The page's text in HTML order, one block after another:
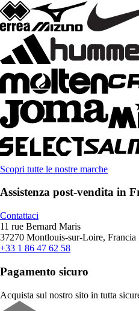
Scopri tutte le nostre marche
Assistenza post-vendita in
Contattaci
11 rue Bernard Maris
37270 Montlouis-sur-Loire, Francia
+33 1 86 47 62 58
Pagamento sicuro
Acquista sul nostro sito in tutta